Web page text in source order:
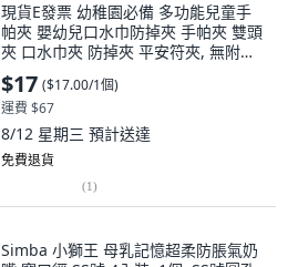
現貨E發票 幼稚園必備 多功能兒童手
帕夾 嬰幼兒口水巾防掉夾 手帕夾 雙頭
夾 口水巾夾 防掉夾 平安符夾, 無附口
水巾, 紅色棒棒糖, 1個
$17 ($17.00/1個)
運費 $67
8/12 星期三 預計送達
免費退貨
(1)
Simba 小獅王 母乳記憶超柔防脹氣奶